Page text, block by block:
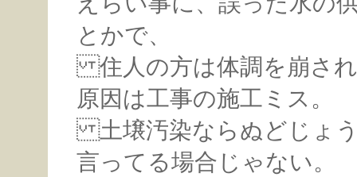
とかで、
住人の方は体調を崩さ
原因は工事の施工ミス。
土壌汚染ならぬどじょ
言ってる場合じゃない。